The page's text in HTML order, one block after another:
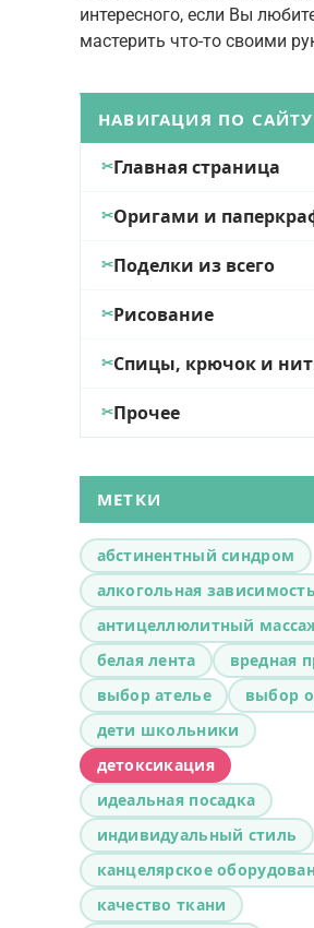
интересного, если Вы
мастерить что-то своими
НАВИГАЦИЯ ПО САЙТУ
Главная страница
Оригами и
Поделки из всего
Рисование
Спицы, крючок и
Прочее
МЕТКИ
абстинентный синдром
алкогольная зависимость
антицеллюлитный
белая лента
вредная
выбор ателье
выбор
дети школьники
детоксикация
идеальная посадка
индивидуальный стиль
канцелярское
качество ткани